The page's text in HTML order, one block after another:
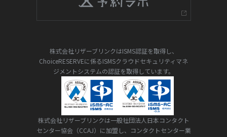
株式会社リザーブリンクはISMS認証を取得し、
ChoiceRESERVEに係るISMSクラウドセキュリティマネ
ジメントシステムの認証を取得しています。
株式会社リザーブリンクは一般社団法人日本コンタクト
センター協会（CCAJ）に加盟し、コンタクトセンター業